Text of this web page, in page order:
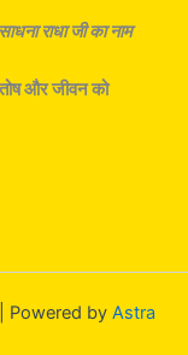
राधाजीका नाम
और जीवन को
Powered by Astra